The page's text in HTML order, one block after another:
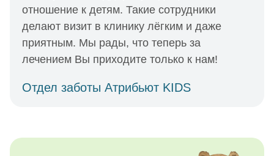
отношение к детям. Такие сотрудники
делают визит в клинику лёгким и даже
приятным. Мы рады, что теперь за
лечением Вы приходите только к нам!
Отдел заботы Атрибьют KIDS